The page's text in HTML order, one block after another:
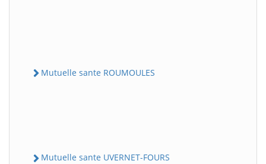
Mutuelle sante ROUMOULES
Mutuelle sante UVERNET-FOURS